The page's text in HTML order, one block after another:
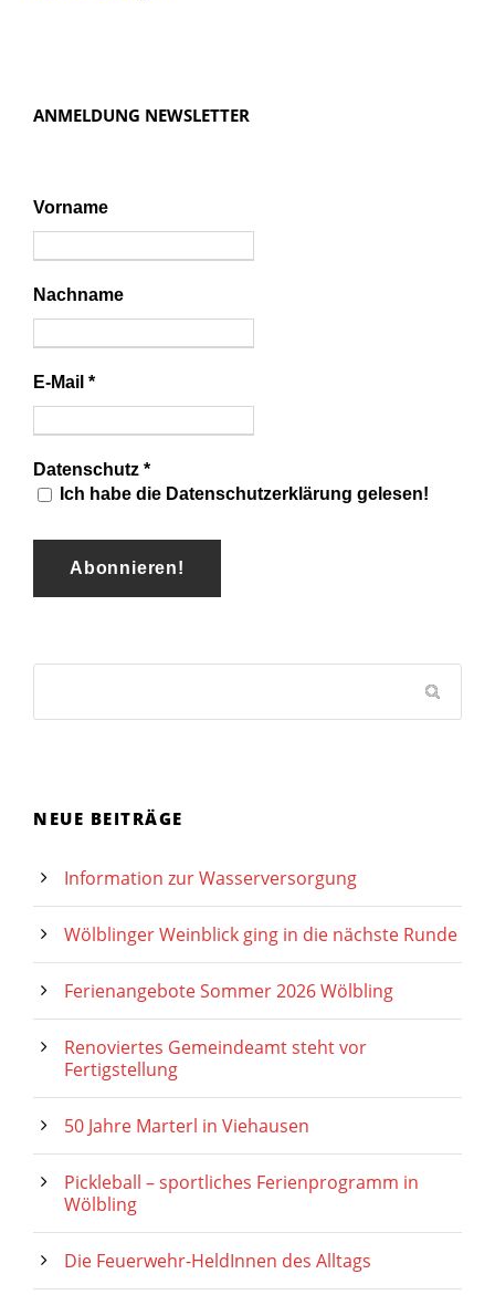
ANMELDUNG NEWSLETTER
Vorname
Nachname
E-Mail *
Datenschutz *
Ich habe die Datenschutzerklärung gelesen!
NEUE BEITRÄGE
Information zur Wasserversorgung
Wölblinger Weinblick ging in die nächste Runde
Ferienangebote Sommer 2026 Wölbling
Renoviertes Gemeindeamt steht vor
Fertigstellung
50 Jahre Marterl in Viehausen
Pickleball – sportliches Ferienprogramm in
Wölbling
Die Feuerwehr-HeldInnen des Alltags